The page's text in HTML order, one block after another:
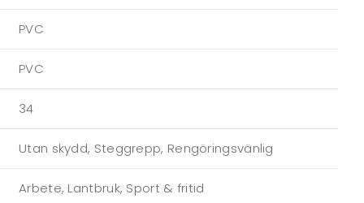
PVC
PVC
34
Utan skydd, Steggrepp, Rengöringsvänlig
Arbete, Lantbruk, Sport & fritid